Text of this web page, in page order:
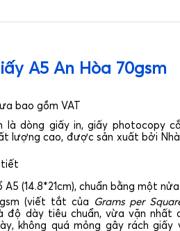
A5 An Hòa 70gsm
bao gồm VAT
là dòng giấy in, giấy photocopy
lượng cao, được sản xuất bởi
tiết
A5 (14.8*21cm), chuẩn bằng một
(viết tắt của Grams per
độ dày tiêu chuẩn, vừa vặn nhất
không quá mỏng gây rách giấy